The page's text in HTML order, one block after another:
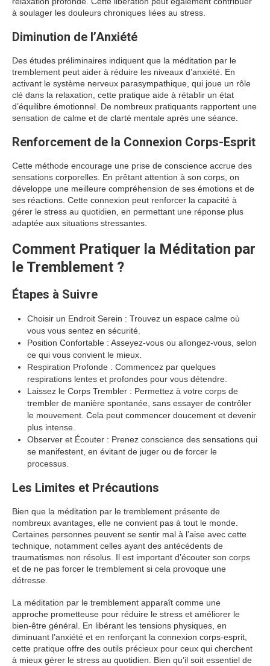
à soulager les douleurs chroniques liées au stress.
Diminution de l’Anxiété
Des études préliminaires indiquent que la méditation par le
tremblement peut aider à réduire les niveaux d’anxiété. En
activant le système nerveux parasympathique, qui joue un rôle
clé dans la relaxation, cette pratique aide à rétablir un état
d’équilibre émotionnel. De nombreux pratiquants rapportent une
sensation de calme et de clarté mentale après une séance.
Renforcement de la Connexion Corps-Esprit
Cette méthode encourage une prise de conscience accrue des
sensations corporelles. En prêtant attention à son corps, on
développe une meilleure compréhension de ses émotions et de
ses réactions. Cette connexion peut renforcer la capacité à
gérer le stress au quotidien, en permettant une réponse plus
adaptée aux situations stressantes.
Comment Pratiquer la Méditation par
le Tremblement ?
Étapes à Suivre
Choisir un Endroit Serein : Trouvez un espace calme où
vous vous sentez en sécurité.
Position Confortable : Asseyez-vous ou allongez-vous, selon
ce qui vous convient le mieux.
Respiration Profonde : Commencez par quelques
respirations lentes et profondes pour vous détendre.
Laissez le Corps Trembler : Permettez à votre corps de
trembler de manière spontanée, sans essayer de contrôler
le mouvement. Cela peut commencer doucement et devenir
plus intense.
Observer et Écouter : Prenez conscience des sensations qui
se manifestent, en évitant de juger ou de forcer le
processus.
Les Limites et Précautions
Bien que la méditation par le tremblement présente de
nombreux avantages, elle ne convient pas à tout le monde.
Certaines personnes peuvent se sentir mal à l’aise avec cette
technique, notamment celles ayant des antécédents de
traumatismes non résolus. Il est important d’écouter son corps
et de ne pas forcer le tremblement si cela provoque une
détresse.
La méditation par le tremblement apparaît comme une
approche prometteuse pour réduire le stress et améliorer le
bien-être général. En libérant les tensions physiques, en
diminuant l’anxiété et en renforçant la connexion corps-esprit,
cette pratique offre des outils précieux pour ceux qui cherchent
à mieux gérer le stress au quotidien. Bien qu’il soit essentiel de